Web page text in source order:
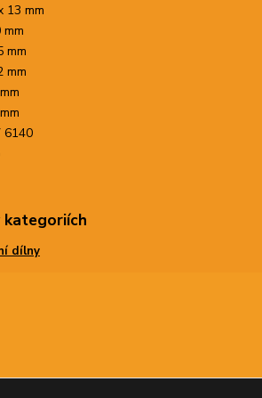
13 mm
mm
mm
mm
6140
kategoriích
dílny